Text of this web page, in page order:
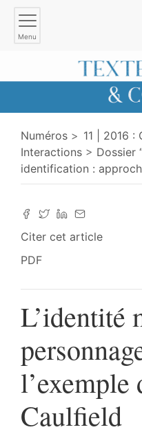
Menu
Numéros
11 | 2016 :
Interactions
Dossier
identification :
Citer cet article
PDF
L’identité
l’exemple
Caulfield